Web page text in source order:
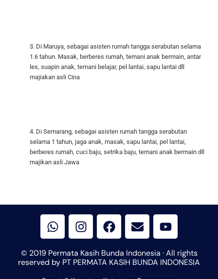
3. Di Maruya, sebagai asisten rumah tangga serabutan selama
1.6 tahun. Masak, berberes rumah, temani anak bermain, antar
les, suapin anak, temani belajar, pel lantai, sapu lantai dll
majiakan asli Cina
4. Di Semarang, sebagai asisten rumah tangga serabutan
selama 1 tahun, jaga anak, masak, sapu lantai, pel lantai,
berberes rumah, cuci baju, setrika baju, temani anak bermain dll
majikan asli Jawa
h
a
t
s
a
n
s
t
a
a
c
b
n
v
e
l
o
u
t
u
© 2019 Permata Kasih Bunda Indonesia · All rights
reserved by PT PERMATA KASIH BUNDA INDONESIA